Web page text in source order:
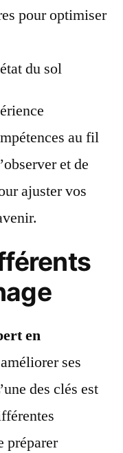
pour optimiser
du sol
au fil
et de
ajuster vos
en
ses
des clés est
préparer